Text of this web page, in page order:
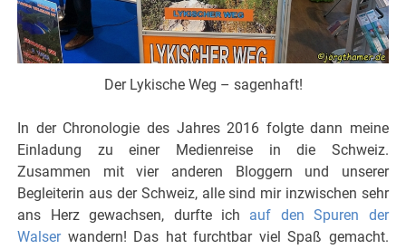
Der Lykische Weg – sagenhaft!
In der Chronologie des Jahres 2016 folgte dann meine
Einladung zu einer Medienreise in die Schweiz.
Zusammen mit vier anderen Bloggern und unserer
Begleiterin aus der Schweiz, alle sind mir inzwischen sehr
ans Herz gewachsen, durfte ich auf den Spuren der
Walserwandern! Das hat furchtbar viel Spaß gemacht.